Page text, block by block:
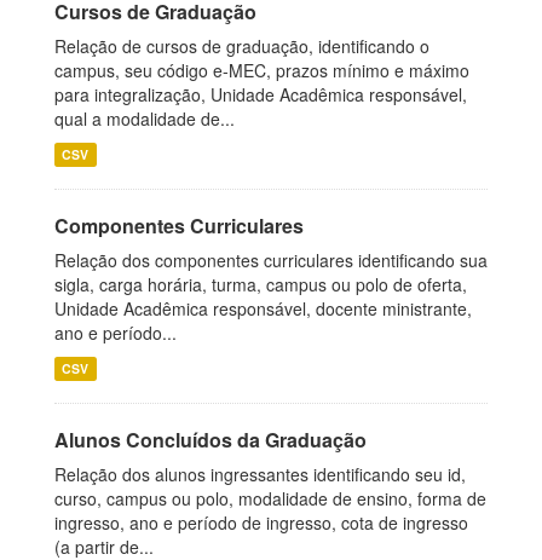
Cursos de Graduação
Relação de cursos de graduação, identificando o
campus, seu código e-MEC, prazos mínimo e máximo
para integralização, Unidade Acadêmica responsável,
qual a modalidade de...
CSV
Componentes Curriculares
Relação dos componentes curriculares identificando sua
sigla, carga horária, turma, campus ou polo de oferta,
Unidade Acadêmica responsável, docente ministrante,
ano e período...
CSV
Alunos Concluídos da Graduação
Relação dos alunos ingressantes identificando seu id,
curso, campus ou polo, modalidade de ensino, forma de
ingresso, ano e período de ingresso, cota de ingresso
(a partir de...